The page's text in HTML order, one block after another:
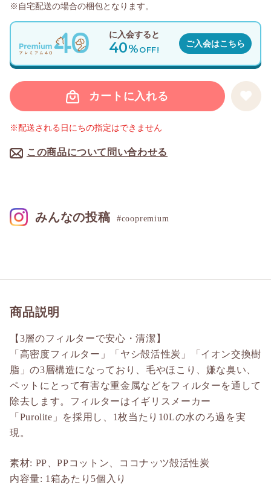
カートに入れる
この商品について問い合わせる
※配送される日にちの指定はできません
に入会すると
40%OFF!
ご入会はこちら
※自宅配送の場合の梱包となります。
商品説明
【3層のフィルターで安心・清潔】
「高密度フィルター」「ヤシ殻活性炭」「イオン交換樹
脂」の3層構造になっており、毛やほこり、嫌な臭い、
ペットにとって有害な重金属などをフィルターを通して
除去します。フィルターはイギリスメーカー
「Purolite」を採用し、1枚当たり10Lの水のろ過を実
現。
素材: PP、PPコットン、ココナッツ殻活性炭
内容量: 1箱あたり5個入り
みんなの投稿 #coopremium